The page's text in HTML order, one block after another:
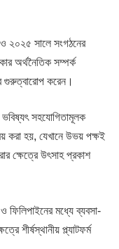
২০২৫ সালে সংগঠনের
অর্থনৈতিক সম্পর্ক
গুরুত্বারোপ করেন।
ভবিষ্যৎ সহযোগিতামূলক
করা হয়, যেখানে উভয় পক্ষই
ক্ষেত্রে উৎসাহ প্রকাশ
ফিলিপাইনের মধ্যে ব্যবসা-
শীর্ষস্থানীয় প্ল্যাটফর্ম